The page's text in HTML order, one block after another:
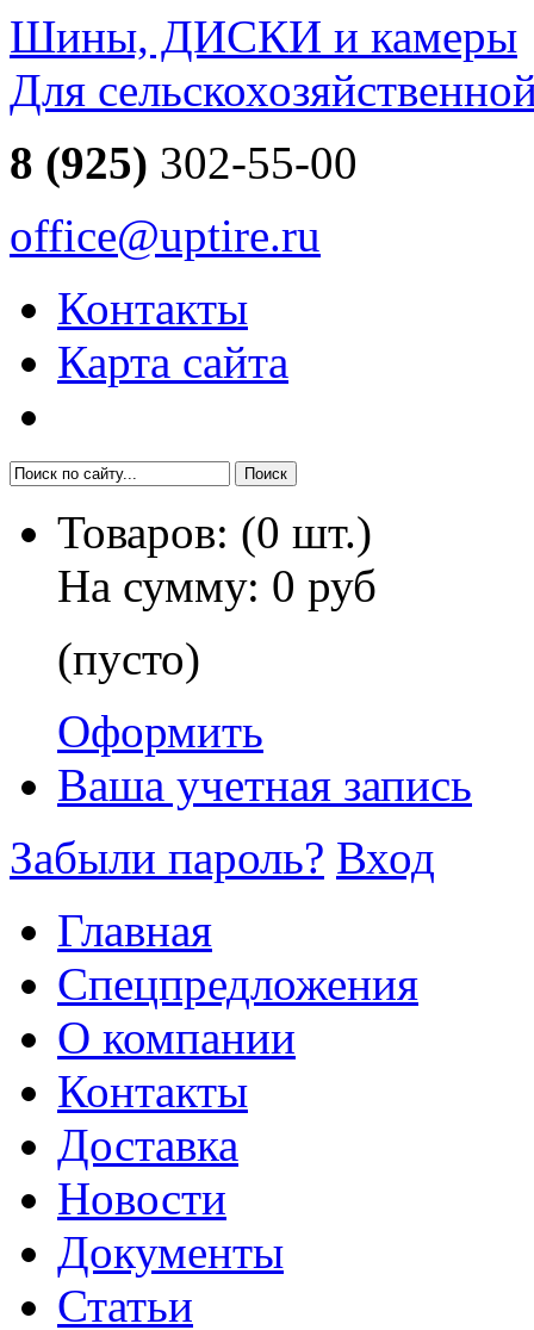
Шины, ДИСКИ и камеры
Для
8 (925) 302-55-00
office@uptire.ru
Контакты
Карта сайта
Товаров: (0 шт.)
На сумму: 0 руб
(пусто)
Оформить
Ваша учетная запись
Забыли пароль? Вход
Главная
Спецпредложения
О компании
Контакты
Доставка
Новости
Документы
Статьи